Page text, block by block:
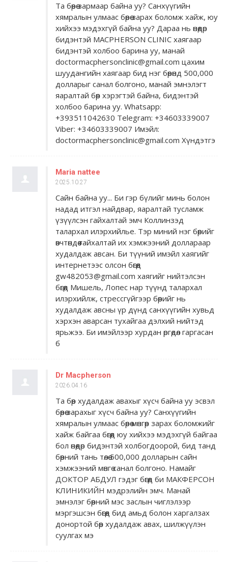
Та бөөрөө зармаар байна уу? Санхүүгийн
хямралын улмаас бөөрөө зарах боломж хайж, юу
хийхээ мэдэхгүй байна уу? Дараа нь өнөөдөр
бидэнтэй MACPHERSON CLINIC хаягаар
бидэнтэй холбоо барина уу, манай
doctormacphersonclinic@gmail.com цахим
шуудангийн хаягаар бид нэг бөөрөнд 500,000
долларыг санал болгоно, манай эмнэлэгт
яаралтай бөөр хэрэгтэй байна, бидэнтэй
холбоо барина уу. Whatsapp:
+393511042630 Telegram: +34603339007
Viber: +34603339007 Имэйл:
doctormacphersonclinic@gmail.com Хүндэтгэ
Maria nattee
2025.10.27
Сайн байна уу... Би гэр бүлийг минь болон
надад итгэл найдвар, яаралтай тусламж
үзүүлсэн гайхалтай эмч Коллинзэд
талархал илэрхийлье. Тэр миний нэг бөөрийг
өвчтөндөө гайхалтай их хэмжээний доллараар
худалдаж авсан. Би түүний имэйл хаягийг
интернетээс олсон бөгөөд
gw482053@gmail.com хаягийг нийтэлсэн
бөгөөд Мишель, Лопес нар түүнд талархал
илэрхийлж, стрессгүйгээр бөөрийг нь
худалдаж авсны үр дүнд санхүүгийн хувьд
хэрхэн аварсан тухайгаа дэлхий нийтэд
ярьжээ. Би имэйлээр хурдан өргөдөл гаргасан
б
Dr Macpherson
2026.04.16
Та бөөр худалдаж авахыг хүсч байна уу эсвэл
бөөрөө зарахыг хүсч байна уу? Санхүүгийн
хямралын улмаас бөөрөө мөнгөөр ​​зарах боломжийг
хайж байгаа бөгөөд юу хийхээ мэдэхгүй байгаа
бол өнөөдөр бидэнтэй холбогдоорой, бид танд
бөөрний тань төлөө 500,000 долларын сайн
хэмжээний мөнгө санал болгоно. Намайг
ДОКТОР АБДУЛ гэдэг бөгөөд би МАКФЕРСОН
КЛИНИКИЙН мэдрэлийн эмч. Манай
эмнэлэг бөөрний мэс заслын чиглэлээр
мэргэшсэн бөгөөд бид амьд болон харгалзах
донортой бөөр худалдаж авах, шилжүүлэн
суулгах мэ